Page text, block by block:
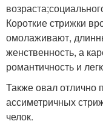
Короткие стрижки
омолаживают,
женственность, а
романтичность и
Также овал отлично
ассиметричных
челок.